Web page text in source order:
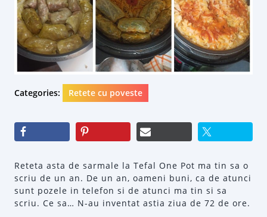
Categories: Retete cu poveste
Reteta asta de sarmale la Tefal One Pot ma tin sa o
scriu de un an. De un an, oameni buni, ca de atunci
sunt pozele in telefon si de atunci ma tin si sa
scriu. Ce sa… N-au inventat astia ziua de 72 de ore.